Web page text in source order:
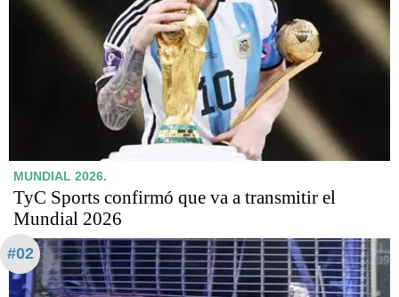
MUNDIAL 2026.
TyC Sports confirmó que va a transmitir el
Mundial 2026
#02